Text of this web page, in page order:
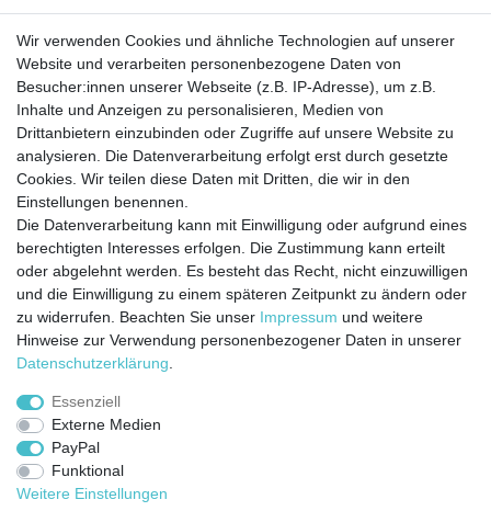
Barrierefreiheitserklärung Widerrufs­recht
Vertrag widerrufen Kontakt
Jetzt anmelden und auf dem Laufenden
bleiben!
Sie wollen keine Neuigkeiten verpassen?
Dann melden Sie sich noch heute zu unserem Newsletter an:
VORNAME
E-MAIL **
Newsletter
Honig
Ich stimme zu, dass meine personenbezogenen Daten genutzt werden, um
Wir verwenden Cookies und ähnliche Technologien auf unserer
Website und verarbeiten personenbezogene Daten von
Besucher:innen unserer Webseite (z.B. IP-Adresse), um z.B.
Inhalte und Anzeigen zu personalisieren, Medien von
Drittanbietern einzubinden oder Zugriffe auf unsere Website zu
analysieren. Die Datenverarbeitung erfolgt erst durch gesetzte
Cookies. Wir teilen diese Daten mit Dritten, die wir in den
Einstellungen benennen.
Die Datenverarbeitung kann mit Einwilligung oder aufgrund eines
berechtigten Interesses erfolgen. Die Zustimmung kann erteilt
oder abgelehnt werden. Es besteht das Recht, nicht einzuwilligen
und die Einwilligung zu einem späteren Zeitpunkt zu ändern oder
zu widerrufen. Beachten Sie unser Impressum und weitere
Hinweise zur Verwendung personenbezogener Daten in unserer
Daten­schutz­erklärung
Essenziell
Externe Medien
PayPal
Funktional
Weitere Einstellungen